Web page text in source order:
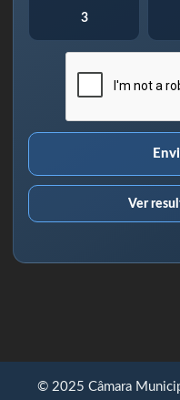
3
Ver
© 2025 Câmara